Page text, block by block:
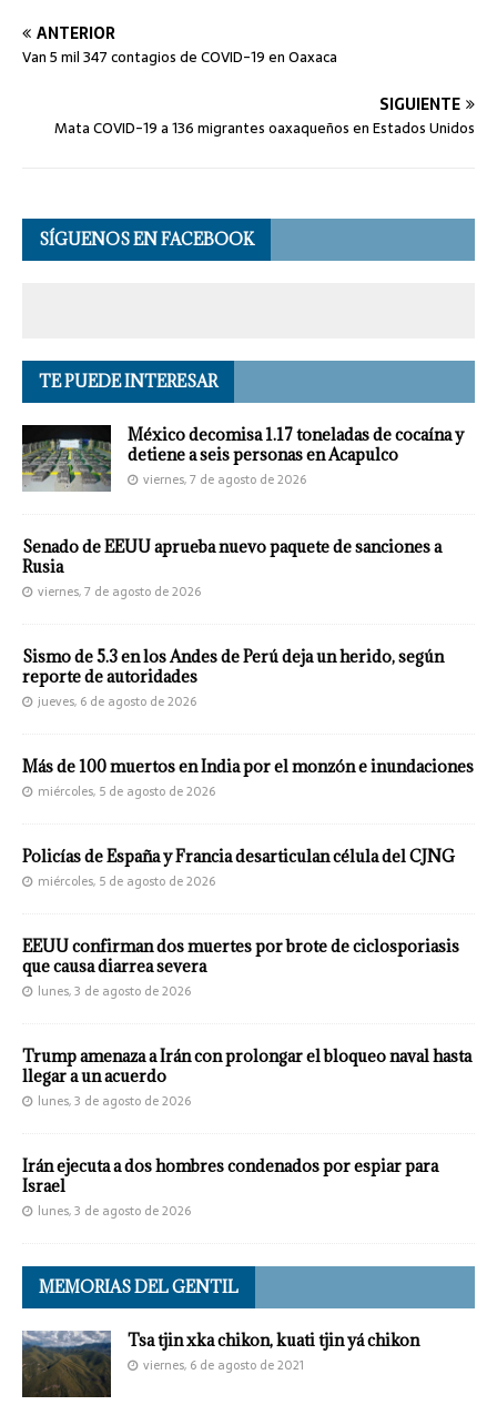
ANTERIOR
Van 5 mil 347 contagios de COVID-19 en Oaxaca
SIGUIENTE
Mata COVID-19 a 136 migrantes oaxaqueños en Estados Unidos
SÍGUENOS EN FACEBOOK
TE PUEDE INTERESAR
México decomisa 1.17 toneladas de cocaína y
detiene a seis personas en Acapulco
viernes, 7 de agosto de 2026
Senado de EEUU aprueba nuevo paquete de sanciones a
Rusia
viernes, 7 de agosto de 2026
Sismo de 5.3 en los Andes de Perú deja un herido, según
reporte de autoridades
jueves, 6 de agosto de 2026
Más de 100 muertos en India por el monzón e inundaciones
miércoles, 5 de agosto de 2026
Policías de España y Francia desarticulan célula del CJNG
miércoles, 5 de agosto de 2026
EEUU confirman dos muertes por brote de ciclosporiasis
que causa diarrea severa
lunes, 3 de agosto de 2026
Trump amenaza a Irán con prolongar el bloqueo naval hasta
llegar a un acuerdo
lunes, 3 de agosto de 2026
Irán ejecuta a dos hombres condenados por espiar para
Israel
lunes, 3 de agosto de 2026
MEMORIAS DEL GENTIL
Tsa tjin xka chikon, kuati tjin yá chikon
viernes, 6 de agosto de 2021